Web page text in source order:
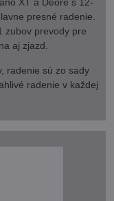
presné radenie.
zubov prevody pre
aj zjazd.
radenie sú zo sady
radenie v každej